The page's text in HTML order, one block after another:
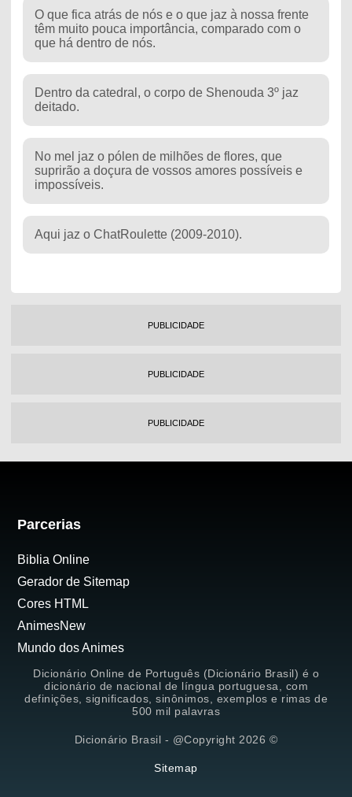
O que fica atrás de nós e o que jaz à nossa frente
têm muito pouca importância, comparado com o
que há dentro de nós.
Dentro da catedral, o corpo de Shenouda 3º jaz
deitado.
No mel jaz o pólen de milhões de flores, que
suprirão a doçura de vossos amores possíveis e
impossíveis.
Aqui jaz o ChatRoulette (2009-2010).
PUBLICIDADE
PUBLICIDADE
PUBLICIDADE
Parcerias
Biblia Online
Gerador de Sitemap
Cores HTML
AnimesNew
Mundo dos Animes
Dicionário Online de Português (Dicionário Brasil) é o
dicionário de nacional de língua portuguesa, com
definições, significados, sinônimos, exemplos e rimas de
500 mil palavras
Dicionário Brasil - @Copyright 2026 ©
Sitemap